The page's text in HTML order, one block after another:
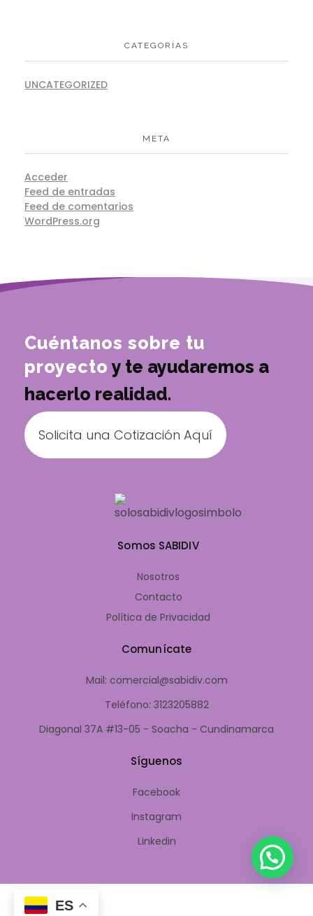
CATEGORÍAS
UNCATEGORIZED
META
Acceder
Feed de entradas
Feed de comentarios
WordPress.org
Cuéntanos sobre tu
proyecto y te ayudaremos a
hacerlo realidad.
Solicita una Cotización Aquí
Somos SABIDIV
Nosotros
Contacto
Política de Privacidad
Comunícate
Mail: comercial@sabidiv.com
Teléfono: 3123205882
Diagonal 37A #13-05 - Soacha - Cundinamarca
Síguenos
Facebook
Instagram
Linkedin
ES